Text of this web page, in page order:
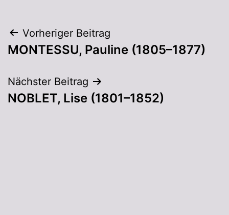
Vorheriger Beitrag
MONTESSU, Pauline (1805–1877)
Nächster Beitrag
NOBLET, Lise (1801–1852)